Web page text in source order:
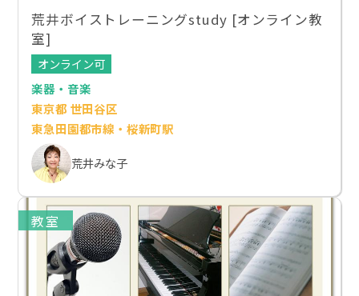
荒井ボイストレーニングstudy [オンライン教
室]
オンライン可
楽器・音楽
東京都 世田谷区
東急田園都市線・桜新町駅
荒井みな子
教室